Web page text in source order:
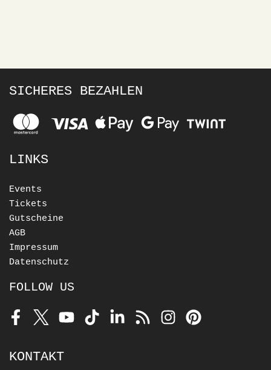
SICHERES BEZAHLEN
LINKS
Events
Tickets
Gutscheine
AGB
Impressum
Datenschutz
FOLLOW US
FacebookTwitterYoutubeTikTokLinkedIn
RSS InstagramPinterest
KONTAKT